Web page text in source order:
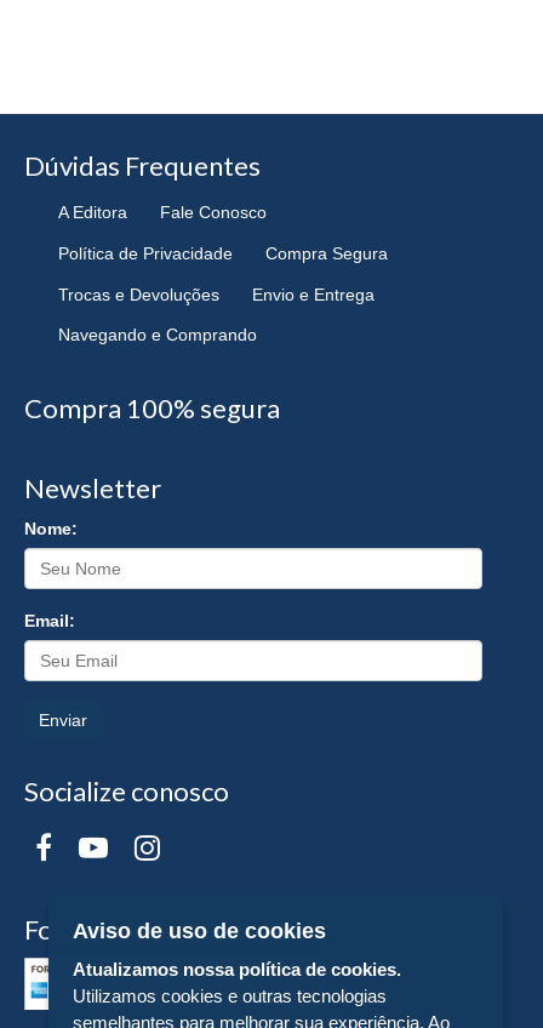
Dúvidas Frequentes
A Editora Fale Conosco
Política de Privacidade Compra Segura
Trocas e Devoluções Envio e Entrega
Navegando e Comprando
Compra 100% segura
Newsletter
Nome:
Email:
Enviar
Socialize conosco
Formas de Pagamento
Aviso de uso de cookies
Atualizamos nossa política de cookies.
Utilizamos cookies e outras tecnologias
semelhantes para melhorar sua experiência. Ao